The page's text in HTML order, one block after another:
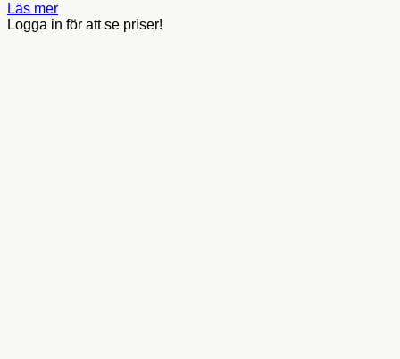
Läs mer
Logga in för att se priser!